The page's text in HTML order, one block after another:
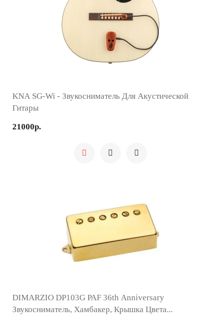
KNA SG-Wi - Звукосниматель Для Акустической
Гитары
21000р.
DIMARZIO DP103G PAF 36th Anniversary
Звукосниматель, Хамбакер, Крышка Цвета...